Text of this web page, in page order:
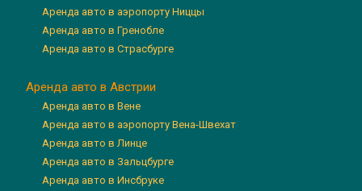
Аренда авто в аэропорту Ниццы
Аренда авто в Гренобле
Аренда авто в Страсбурге
Аренда авто в Австрии
Аренда авто в Вене
Аренда авто в аэропорту Вена-Швехат
Аренда авто в Линце
Аренда авто в Зальцбурге
Аренда авто в Инсбруке